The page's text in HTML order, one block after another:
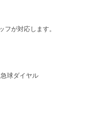
が対応します。
球ダイヤル